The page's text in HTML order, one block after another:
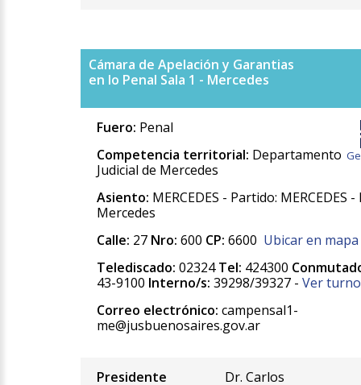
Cámara de Apelación y Garantias
en lo Penal Sala 1 - Mercedes
Fuero: Penal
Competencia territorial: Departamento
Judicial de Mercedes
Asiento: MERCEDES - Partido: MERCEDES
Mercedes
Calle: 27 Nro: 600 CP: 6600 Ubicar en mapa
Telediscado: 02324Tel: 424300
43-9100 Interno/s: 39298/39327 - Ver
Correo electrónico: campensal1-
me@jusbuenosaires.gov.ar
Presidente
Dr. Carlos